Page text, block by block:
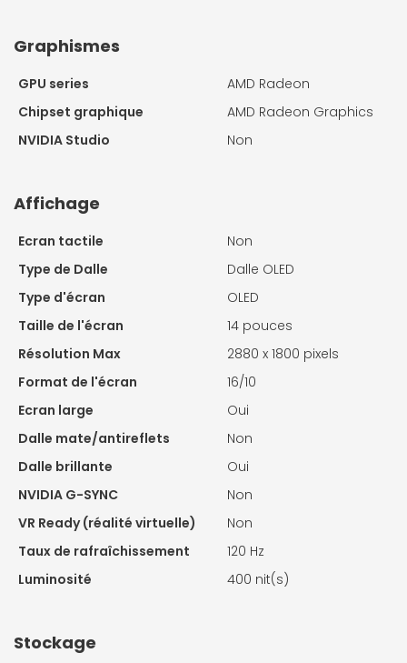
Graphismes
GPU series
AMD Radeon
Chipset graphique
AMD Radeon Graphics
NVIDIA Studio
Non
Affichage
Ecran tactile
Non
Type de Dalle
Dalle OLED
Type d'écran
OLED
Taille de l'écran
14 pouces
Résolution Max
2880 x 1800 pixels
Format de l'écran
16/10
Ecran large
Oui
Dalle mate/antireflets
Non
Dalle brillante
Oui
NVIDIA G-SYNC
Non
VR Ready (réalité virtuelle)
Non
Taux de rafraîchissement
120 Hz
Luminosité
400 nit(s)
Stockage